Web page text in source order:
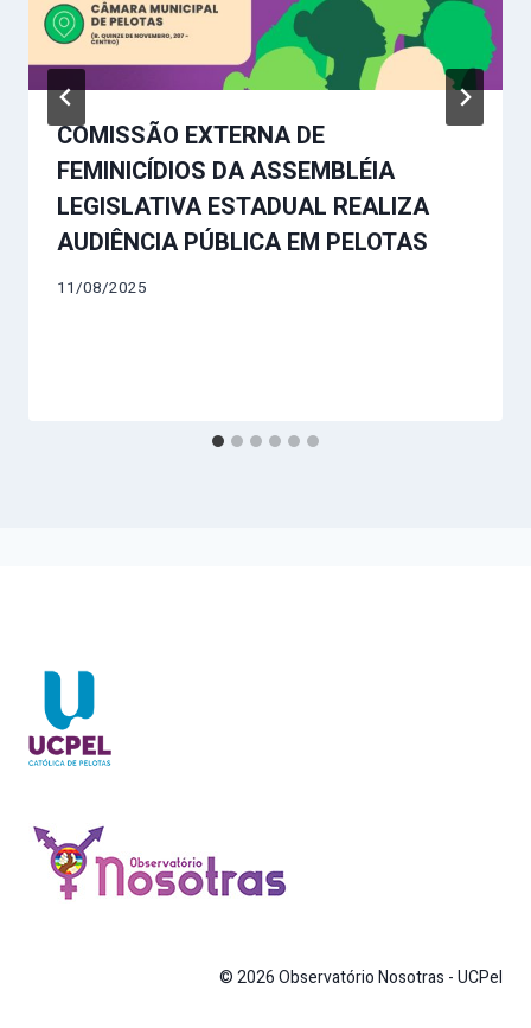
COMISSÃO EXTERNA DE
FEMINICÍDIOS DA ASSEMBLÉIA
LEGISLATIVA ESTADUAL REALIZA
AUDIÊNCIA PÚBLICA EM PELOTAS
11/08/2025
© 2026 Observatório Nosotras - UCPel